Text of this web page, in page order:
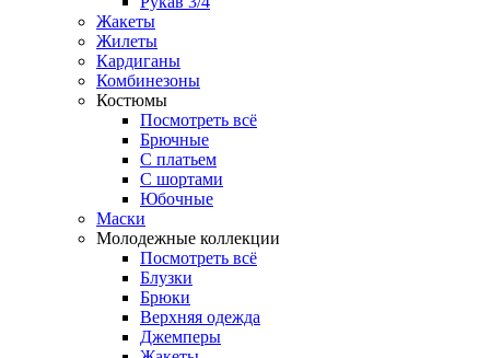
Жакеты
Жилеты
Кардиганы
Комбинезоны
Костюмы
Посмотреть всё
Брючные
С платьем
С шортами
Юбочные
Маски
Молодежные коллекции
Посмотреть всё
Блузки
Брюки
Верхняя одежда
Джемперы